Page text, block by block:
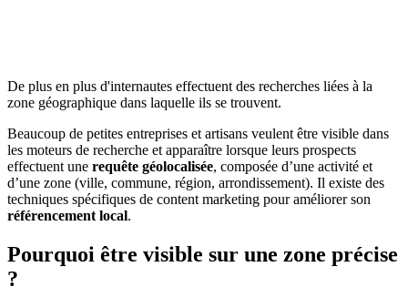
De plus en plus d'internautes effectuent des recherches liées à la
zone géographique dans laquelle ils se trouvent.
Beaucoup de petites entreprises et artisans veulent être visible dans
les moteurs de recherche et apparaître lorsque leurs prospects
effectuent une requête géolocalisée, composée d’une activité et
d’une zone (ville, commune, région, arrondissement). Il existe des
techniques spécifiques de content marketing pour améliorer son
référencement local.
Pourquoi être visible sur une zone précise
?